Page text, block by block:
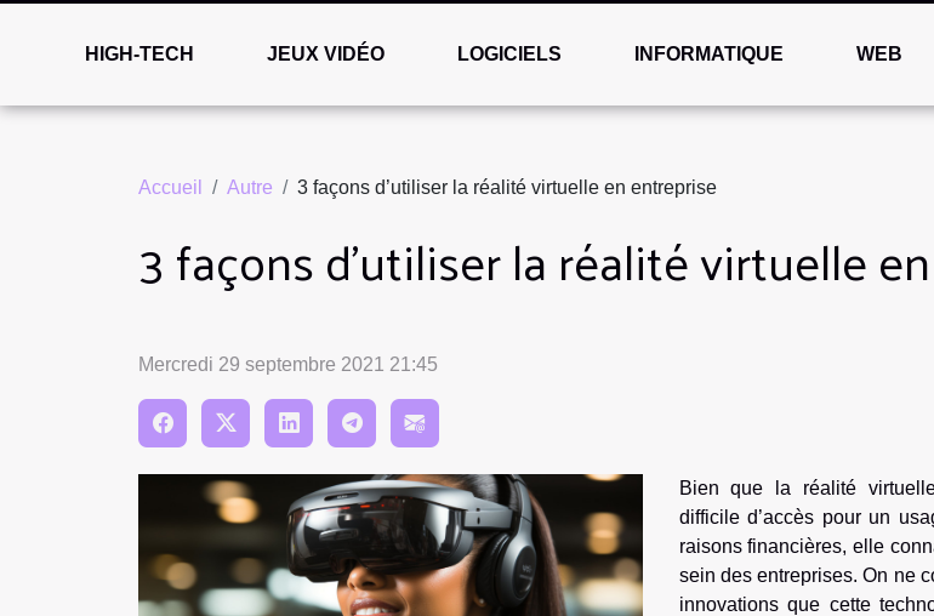
HIGH-TECH JEUX VIDÉO LOGICIELS INFORMATIQUE WEB
Accueil Autre 3 façons d’utiliser la réalité virtuelle en entreprise
3 façons d’utiliser la réalité virtuelle
Mercredi 29 septembre 2021 21:45
Bien que la réalité
difficile d’accès pour un
raisons financières, elle
sein des entreprises. On ne
innovations que cette